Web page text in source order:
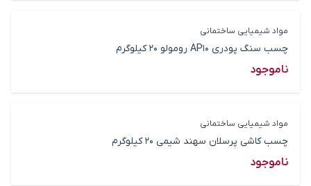
مواد شیمیایی ساختمانی
چسب سنگ پودری AP10 رومولو 20 کیلوگرم
ناموجود
مواد شیمیایی ساختمانی
چسب کاشی پرسلان سهند شیمی 20 کیلوگرم
ناموجود